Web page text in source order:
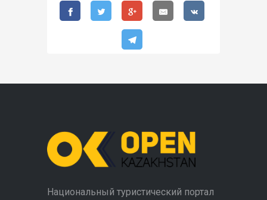
Национальный туристический портал